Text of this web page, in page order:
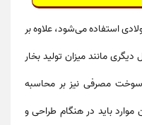
استفاده می‌شود، علاوه بر
دیگری مانند میزان تولید بخار
مصرفی نیز بر محاسبه
موارد باید در هنگام طراحی و